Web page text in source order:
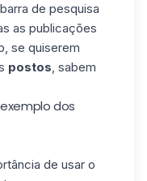
de pesquisa
as publicações
se quiserem
postos, sabem
dos
de usar o